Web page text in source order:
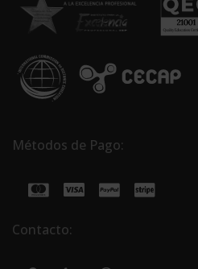
Métodos de Pago:
Contacto: